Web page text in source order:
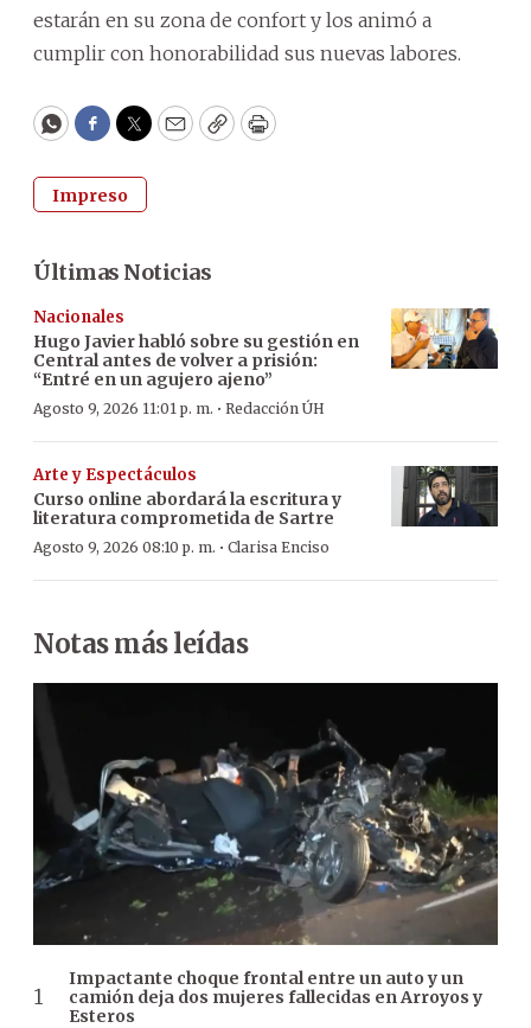
estarán en su zona de confort y los animó a
cumplir con honorabilidad sus nuevas labores.
WhatsApp
Facebook
Twitter
EmailCopyPrint
Impreso
Últimas Noticias
Nacionales
Hugo Javier habló sobre su gestión en
Central antes de volver a prisión:
“Entré en un agujero ajeno”
Agosto 9, 2026 11:01 p. m. · Redacción ÚH
Arte y Espectáculos
Curso online abordará la escritura y
literatura comprometida de Sartre
Agosto 9, 2026 08:10 p. m. · Clarisa Enciso
Notas más leídas
Impactante choque frontal entre un auto y un
camión deja dos mujeres fallecidas en Arroyos y
Esteros